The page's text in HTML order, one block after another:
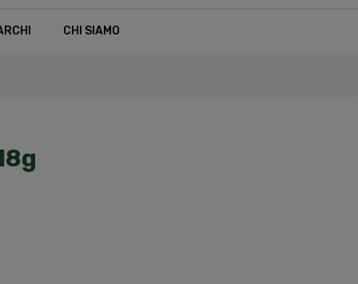
CHI SIAMO